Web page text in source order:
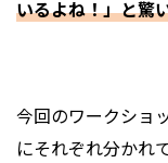
いるよね！」と驚
今回のワークショ
にそれぞれ分かれ